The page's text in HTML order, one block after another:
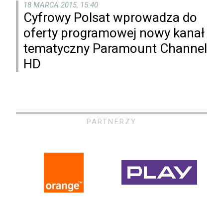
18 MARCA 2015, 15:40
Cyfrowy Polsat wprowadza do
oferty programowej nowy kanał
tematyczny Paramount Channel
HD
PARTNERZY